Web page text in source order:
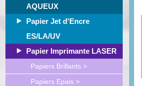
AQUEUX
Papier Jet d'Encre
ES/LA/UV
Papier Imprimante LASER
Papiers Brillants >
Papiers Epais >